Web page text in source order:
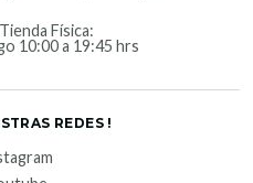
Física:
10:00 a 19:45 hrs
REDES !